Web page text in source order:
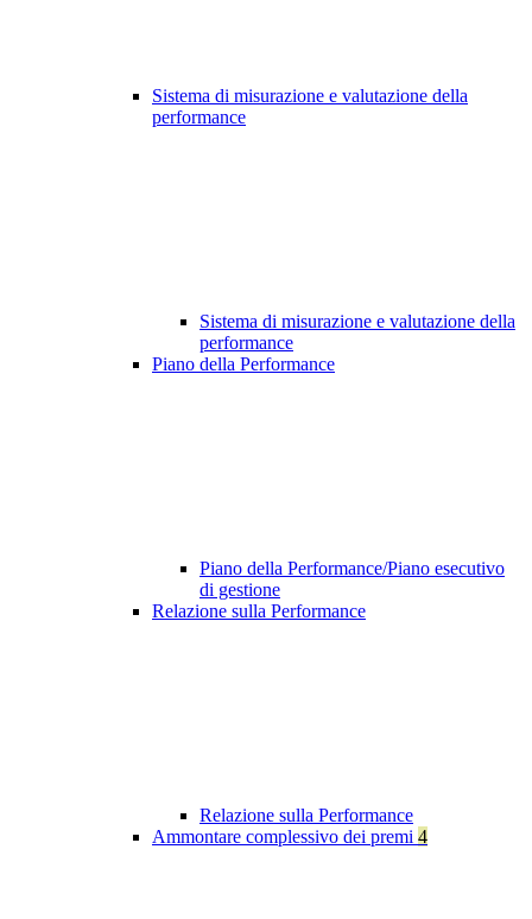
Sistema di misurazione e valutazione della
performance
Sistema di misurazione e valutazione della
performance
Piano della Performance
Piano della Performance/Piano esecutivo
di gestione
Relazione sulla Performance
Relazione sulla Performance
Ammontare complessivo dei premi 4